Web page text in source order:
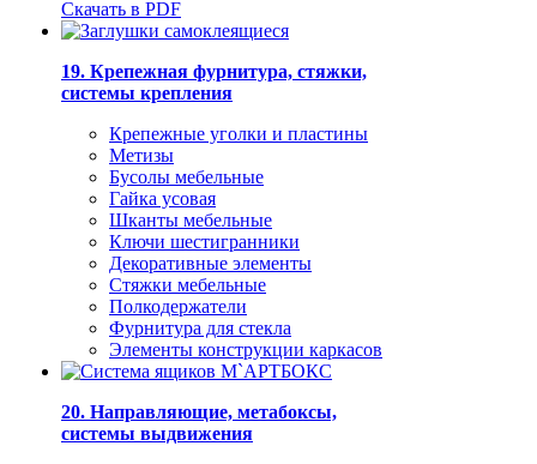
Скачать в PDF
19. Крепежная фурнитура, стяжки,
системы крепления
Крепежные уголки и пластины
Метизы
Бусолы мебельные
Гайка усовая
Шканты мебельные
Ключи шестигранники
Декоративные элементы
Стяжки мебельные
Полкодержатели
Фурнитура для стекла
Элементы конструкции каркасов
20. Направляющие, метабоксы,
системы выдвижения